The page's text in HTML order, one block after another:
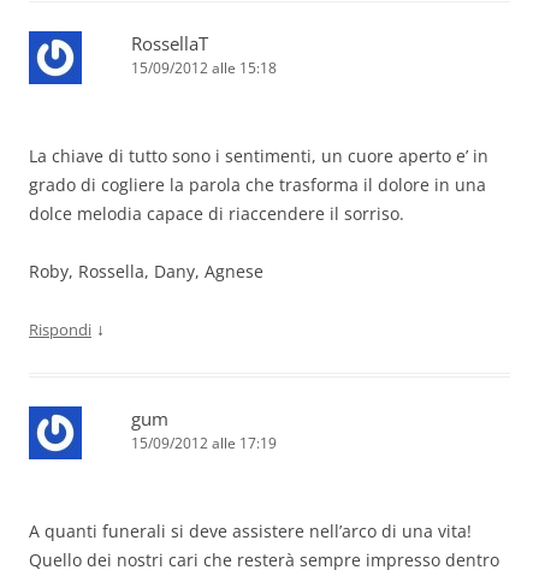
RossellaT
15/09/2012 alle 15:18
La chiave di tutto sono i sentimenti, un cuore aperto e’ in
grado di cogliere la parola che trasforma il dolore in una
dolce melodia capace di riaccendere il sorriso.
Roby, Rossella, Dany, Agnese
Rispondi ↓
gum
15/09/2012 alle 17:19
A quanti funerali si deve assistere nell’arco di una vita!
Quello dei nostri cari che resterà sempre impresso dentro